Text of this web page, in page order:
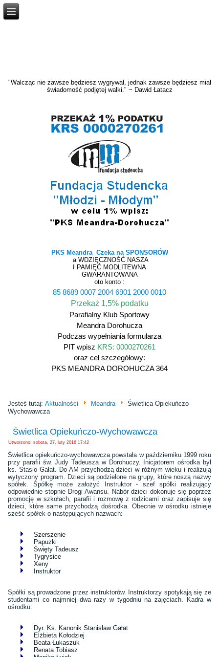
"Walcząc nie zawsze będziesz wygrywał, jednak zawsze będziesz miał
świadomość podjętej walki." ~ Dawid Łatacz
PKS Meandra Czeka na SPONSORÓW
a WDZIĘCZNOŚĆ NASZA
I PAMIĘĆ MODLITEWNA
GWARANTOWANA
oto konto :
85 8689 0007 2004 6901 2000 0010
Przekaż 1,5% podatku
Parafialny Klub Sportowy
Meandra Dorohucza
Podczas wypełniania formularza
PIT wpisz KRS: 0000270261
oraz cel szczegółowy:
PKS MEANDRA DOROHUCZA 364
Jesteś tutaj:Aktualności Meandra
Świetlica Opiekuńczo-
Wychowawcza
Świetlica Opiekuńczo-Wychowawcza
Utworzono: sobota, 27, luty 2016 17:42
Świetlica opiekuńczo-wychowawcza powstała w październiku 1999 roku
przy parafii św. Judy Tadeusza w Dorohuczy. Inicjatorem ośrodka był
ks. Stasio Gałat. Do AM przychodzą dzieci w różnym wieku i realizują
wytyczony program. Dzieci są podzielone na grupy, które noszą nazwy
spółek. Spółkę może założyć Instruktor - szef spółki realizujący
odpowiednie stopnie Drogi Awansu. Nabór dzieci dokonuje się poprzez
promocję w szkołach, parafii i rozmowę z rodzicami oraz zapisuje się
dzieci, które same przychodzą dośrodka. Obecnie w ośrodku istnieje
sześć spółek o następujących nazwach:
Szerszenie
Papużki
Święty Tadeusz
Tygrysice
Xeny
Instruktor
Spółki są prowadzone przez instruktorów. Instruktorzy spotykają się ze
studentami co najmniej dwa razy w tygodniu na zajęciach. Kadra w
ośrodku:
Dyr. Ks. Kanonik Stanisław Gałat
Elżbieta Kołodziej
Beata Łukaszuk
Renata Tobiasz